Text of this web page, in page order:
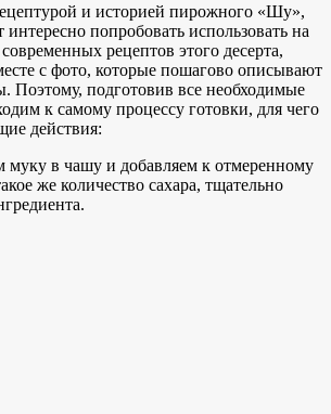
и историей пирожного «Шу»,
интересно попробовать использовать на
рецептов этого десерта,
с фото, которые пошагово описывают
Поэтому, подготовив все необходимые
к самому процессу готовки, для чего
действия:
муку в чашу и добавляем к отмеренному
же количество сахара, тщательно